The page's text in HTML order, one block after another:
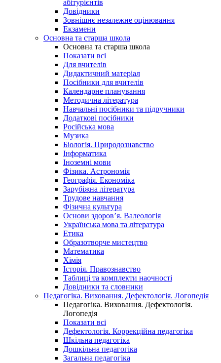
абітурієнтів
Довідники
Зовнішнє незалежне оцінювання
Екзамени
Основна та старша школа
Основна та старша школа
Показати всі
Для вчителів
Дидактичний матеріал
Посібники для вчителів
Календарне планування
Методична література
Навчальні посібники та підручники
Додаткові посібники
Російська мова
Музика
Біологія. Природознавство
Інформатика
Іноземні мови
Фізика. Астрономія
Географія. Економіка
Зарубіжна література
Трудове навчання
Фізична культура
Основи здоров’я. Валеологія
Українська мова та література
Етика
Образотворче мистецтво
Математика
Хімія
Історія. Правознавство
Таблиці та комплекти наочності
Довідники та словники
Педагогіка. Виховання. Дефектологія. Логопедія
Педагогіка. Виховання. Дефектологія.
Логопедія
Показати всі
Дефектологія. Коррекційна педагогіка
Шкільна педагогіка
Дошкільна педагогіка
Загальна педагогіка